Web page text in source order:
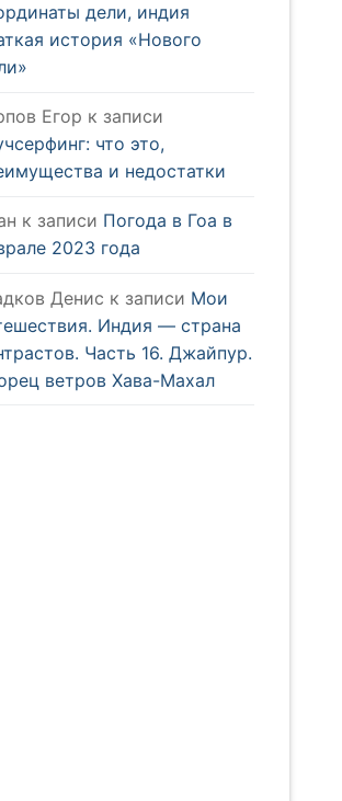
дели, индия
история «Нового
Егор к записи
что это,
и недостатки
к записи Погода в Гоа в
2023 года
Денис к записи Мои
Индия — страна
Часть 16. Джайпур.
ветров Хава-Махал